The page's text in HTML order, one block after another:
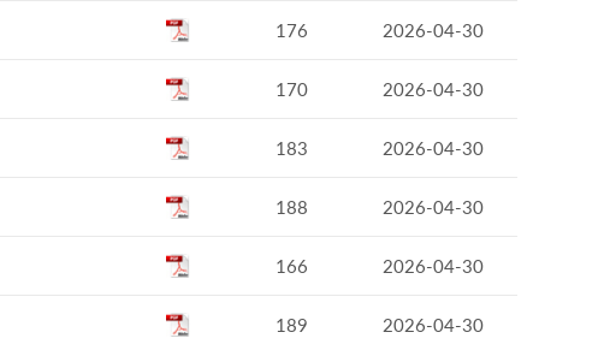
176 2026-04-30
170 2026-04-30
183 2026-04-30
188 2026-04-30
166 2026-04-30
189 2026-04-30